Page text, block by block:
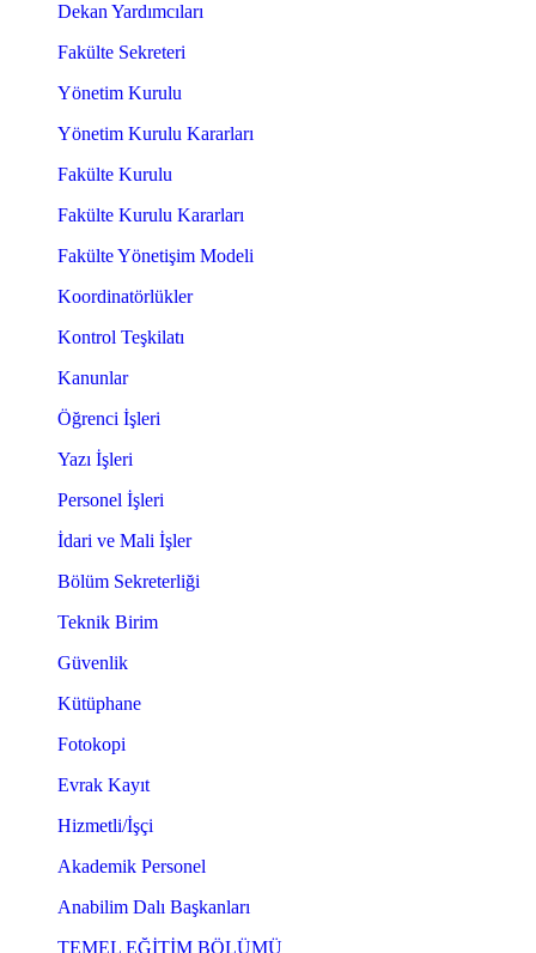
Dekan Yardımcıları
Fakülte Sekreteri
Yönetim Kurulu
Yönetim Kurulu Kararları
Fakülte Kurulu
Fakülte Kurulu Kararları
Fakülte Yönetişim Modeli
Koordinatörlükler
Kontrol Teşkilatı
Kanunlar
Öğrenci İşleri
Yazı İşleri
Personel İşleri
İdari ve Mali İşler
Bölüm Sekreterliği
Teknik Birim
Güvenlik
Kütüphane
Fotokopi
Evrak Kayıt
Hizmetli/İşçi
Akademik Personel
Anabilim Dalı Başkanları
TEMEL EĞİTİM BÖLÜMÜ